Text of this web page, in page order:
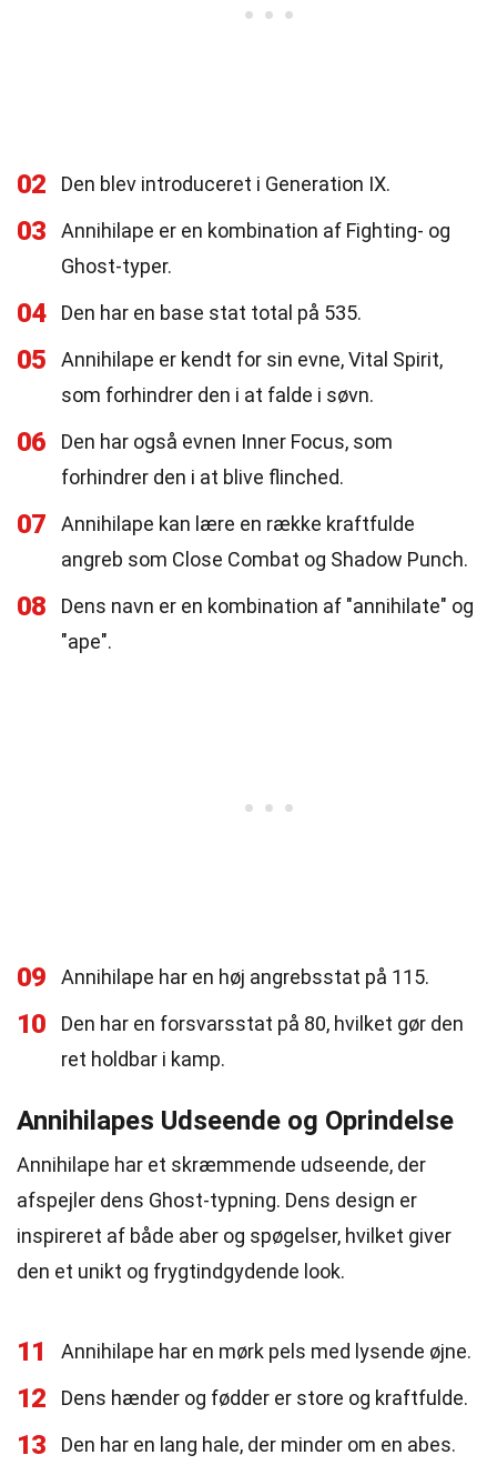
02 Den blev introduceret i Generation IX.
03
Annihilape er en kombination af Fighting- og
Ghost-typer.
04 Den har en base stat total på 535.
05
Annihilape er kendt for sin evne, Vital Spirit,
som forhindrer den i at falde i søvn.
06
Den har også evnen Inner Focus, som
forhindrer den i at blive flinched.
07
Annihilape kan lære en række kraftfulde
angreb som Close Combat og Shadow Punch.
08
Dens navn er en kombination af "annihilate" og
"ape".
09 Annihilape har en høj angrebsstat på 115.
10
Den har en forsvarsstat på 80, hvilket gør den
ret holdbar i kamp.
Annihilapes Udseende og Oprindelse
Annihilape har et skræmmende udseende, der
afspejler dens Ghost-typning. Dens design er
inspireret af både aber og spøgelser, hvilket giver
den et unikt og frygtindgydende look.
11 Annihilape har en mørk pels med lysende øjne.
12 Dens hænder og fødder er store og kraftfulde.
13 Den har en lang hale, der minder om en abes.